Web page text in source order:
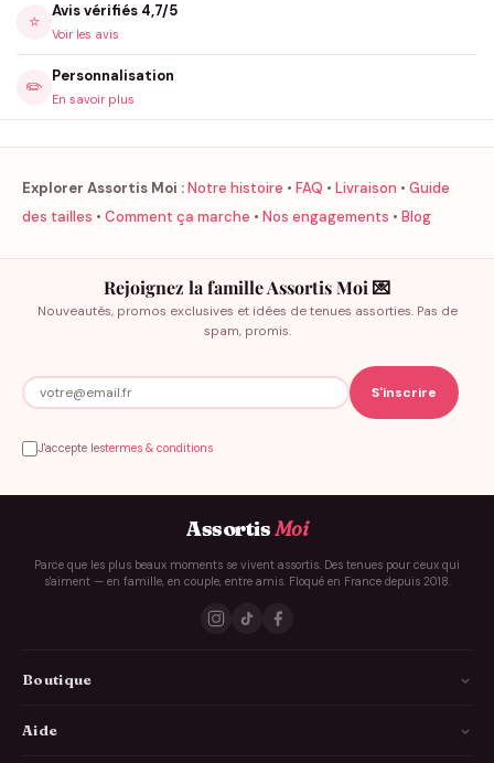
⭐
Avis vérifiés 4,7/5
Voir les avis
✏️
Personnalisation
En savoir plus
Explorer Assortis Moi :Notre histoire • FAQ • Livraison • Guide
des tailles • Comment ça marche • Nos engagements • Blog
Rejoignez la famille Assortis Moi 💌
Nouveautés, promos exclusives et idées de tenues assorties. Pas de
spam, promis.
J'accepte lestermes & conditions
AssortisMoi
Parce que les plus beaux moments se vivent assortis. Des tenues pour ceux qui
s'aiment — en famille, en couple, entre amis. Floqué en France depuis 2018.
Boutique
Aide